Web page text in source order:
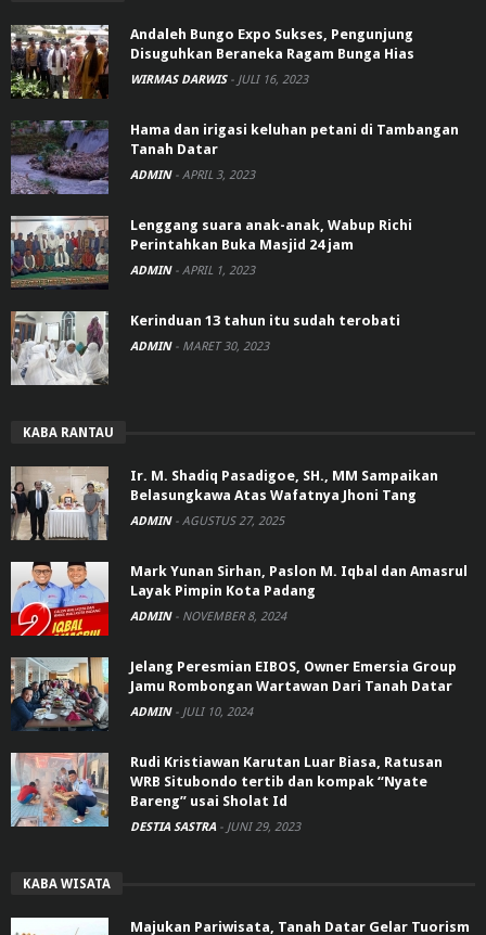
Andaleh Bungo Expo Sukses, Pengunjung
Disuguhkan Beraneka Ragam Bunga Hias
WIRMAS DARWIS - JULI 16, 2023
Hama dan irigasi keluhan petani di Tambangan
Tanah Datar
ADMIN - APRIL 3, 2023
Lenggang suara anak-anak, Wabup Richi
Perintahkan Buka Masjid 24 jam
ADMIN - APRIL 1, 2023
Kerinduan 13 tahun itu sudah terobati
ADMIN - MARET 30, 2023
KABA RANTAU
Ir. M. Shadiq Pasadigoe, SH., MM Sampaikan
Belasungkawa Atas Wafatnya Jhoni Tang
ADMIN - AGUSTUS 27, 2025
Mark Yunan Sirhan, Paslon M. Iqbal dan Amasrul
Layak Pimpin Kota Padang
ADMIN - NOVEMBER 8, 2024
Jelang Peresmian EIBOS, Owner Emersia Group
Jamu Rombongan Wartawan Dari Tanah Datar
ADMIN - JULI 10, 2024
Rudi Kristiawan Karutan Luar Biasa, Ratusan
WRB Situbondo tertib dan kompak “Nyate
Bareng” usai Sholat Id
DESTIA SASTRA - JUNI 29, 2023
KABA WISATA
Majukan Pariwisata, Tanah Datar Gelar Tuorism